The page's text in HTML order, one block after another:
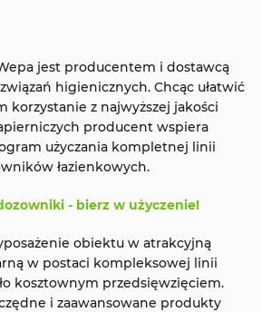
jest producentem i dostawcą
higienicznych. Chcąc ułatwić
korzystanie z najwyższej jakości
producent wspiera
użyczania kompletnej linii
łazienkowych.
- bierz w użyczenie!
obiektu w atrakcyjną
w postaci kompleksowej linii
kosztownym przedsięwzięciem.
i zaawansowane produkty